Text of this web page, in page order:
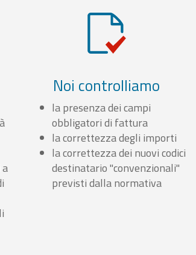
Noi controlliamo
la presenza dei campi
obbligatori di fattura
la correttezza degli importi
la correttezza dei nuovi codici
destinatario "convenzionali"
previsti dalla normativa